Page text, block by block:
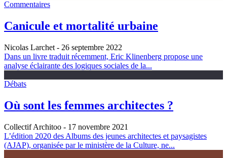
Commentaires
Canicule et mortalité urbaine
Nicolas Larchet - 26 septembre 2022
Dans un livre traduit récemment, Eric Klinenberg propose une
analyse éclairante des logiques sociales de la...
Débats
Où sont les femmes architectes ?
Collectif Architoo - 17 novembre 2021
L’édition 2020 des Albums des jeunes architectes et paysagistes
(AJAP), organisée par le ministère de la Culture, ne...